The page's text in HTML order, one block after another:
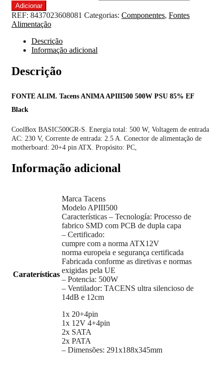
Adicionar
REF: 8437023608081 Categorias: Componentes, Fontes
Alimentação
Descrição
Informação adicional
Descrição
FONTE ALIM. Tacens ANIMA APIII500 500W PSU 85% EF
Black
CoolBox BASIC500GR-S. Energia total: 500 W, Voltagem de entrada
AC: 230 V, Corrente de entrada: 2.5 A. Conector de alimentação de
motherboard: 20+4 pin ATX. Propósito: PC,
Informação adicional
Caraterísticas
Marca Tacens
Modelo APIII500
Características – Tecnología: Processo de
fabrico SMD com PCB de dupla capa
– Certificado:
cumpre com a norma ATX12V
norma europeia e segurança certificada
Fabricada conforme as diretivas e normas
exigidas pela UE
– Potencia: 500W
– Ventilador: TACENS ultra silencioso de
14dB e 12cm
1x 20+4pin
1x 12V 4+4pin
2x SATA
2x PATA
– Dimensões: 291x188x345mm